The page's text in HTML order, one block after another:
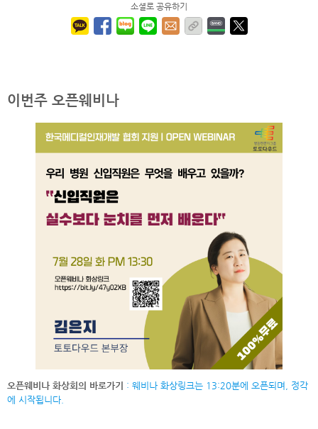
소셜로 공유하기
이번주 오픈웨비나
오픈웨비나 화상회의 바로가기 : 웨비나 화상링크는 13:20분에 오픈되며, 정각
에 시작됩니다.